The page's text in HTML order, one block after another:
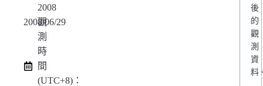
後
的
觀
測
資
料
2008
觀
測
時
間
(UTC+8)：
2008/06/29